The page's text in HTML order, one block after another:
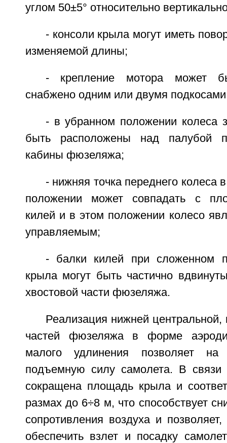
углом 50±5° относительно
- консоли крыла могут иметь
изменяемой длины;
- крепление мотора может
снабжено одним или двумя
- в убранном положении колеса
быть расположены над палубой
кабины фюзеляжа;
- нижняя точка переднего колеса
положении может совпадать с
килей и в этом положении колесо
управляемым;
- балки килей при сложенном
крыла могут быть частично
хвостовой части фюзеляжа.
Реализация нижней центральной,
частей фюзеляжа в форме
малого удлинения позволяет на
подъемную силу самолета. В
сокращена площадь крыла и
размах до 6÷8 м, что способствует
сопротивления воздуха и
обеспечить взлет и посадку